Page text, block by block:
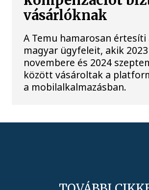
vásárlóknak
A Temu hamarosan értesíti
magyar ügyfeleit, akik 2023
novembere és 2024
között vásároltak a
a mobilalkalmazásban.